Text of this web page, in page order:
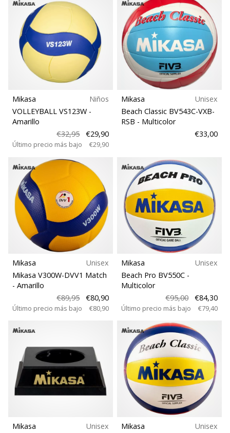
Mikasa
Niños
VOLLEYBALL VS123W -
Amarillo
€32,95
€29,90
Último precio más bajo €29,90
Mikasa
Unisex
Beach Classic BV543C-VXB-
RSB - Multicolor
€33,00
Mikasa
Unisex
Mikasa V300W-DVV1 Match
- Amarillo
€89,95
€80,90
Último precio más bajo €80,90
Mikasa
Unisex
Beach Pro BV550C -
Multicolor
€95,00
€84,30
Último precio más bajo €79,40
Mikasa Unisex Mikasa Unisex